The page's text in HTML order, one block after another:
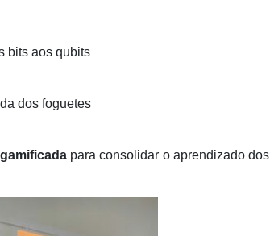
bits aos qubits
dos foguetes
para consolidar o aprendizado dos